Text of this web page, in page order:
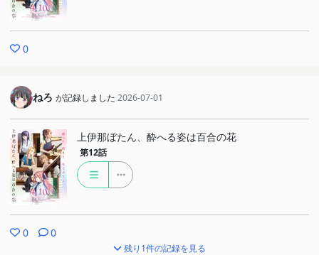
0
ねろ が記録しました 2026-07-01
上伊那ぼたん、酔へる姿は百合の花
第12話
0 0
残り1件の記録を見る